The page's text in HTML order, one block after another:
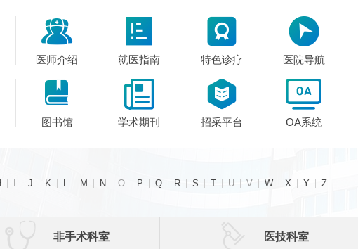

医师介绍

就医指南

特色诊疗

医院导航

图书馆

学术期刊

招采平台

OA系统
J K L M N O P Q R S T U V W X Y Z
非手术科室 医技科室